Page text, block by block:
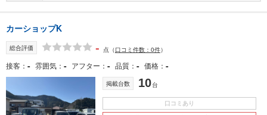
カーショップK
総合評価 - 点 （口コミ件数：0件）
接客 - 雰囲気 - アフター - 品質 - 価格 -
掲載台数 10台
口コミあり